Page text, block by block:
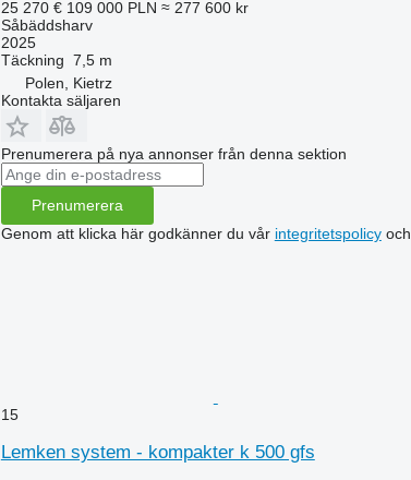
25 270 € 109 000 PLN ≈ 277 600 kr
Såbäddsharv
2025
Täckning 7,5 m
Polen, Kietrz
Kontakta säljaren
Prenumerera på nya annonser från denna sektion
Prenumerera
Genom att klicka här godkänner du vår integritetspolicyoch
15
Lemken system - kompakter k 500 gfs